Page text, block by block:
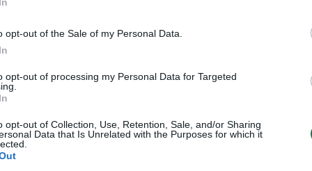
opt-out of the Sale of my Personal Data.
opt-out of processing my Personal Data for Targeted
opt-out of Collection, Use, Retention, Sale, and/or Sharing
Data that Is Unrelated with the Purposes for which it
ar reikėtų prašyti projekto ekspertinio
paliestų ir kitas bylas
oponavę parlamentarai nepritaria
Pasak jų, tai turėtų įtakos ir kitoms byloms.